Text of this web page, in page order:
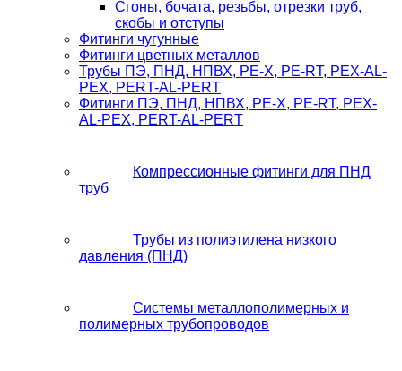
Сгоны, бочата, резьбы, отрезки труб,
скобы и отступы
Фитинги чугунные
Фитинги цветных металлов
Трубы ПЭ, ПНД, НПВХ, PE-X, PE-RT, PEX-AL-
PEX, PERT-AL-PERT
Фитинги ПЭ, ПНД, НПВХ, PE-X, PE-RT, PEX-
AL-PEX, PERT-AL-PERT
Компрессионные фитинги для ПНД
труб
Трубы из полиэтилена низкого
давления (ПНД)
Системы металлополимерных и
полимерных трубопроводов